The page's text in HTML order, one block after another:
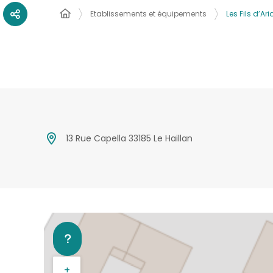
Etablissements et équipements Les Fils
13 Rue Capella 33185 Le Haillan
+